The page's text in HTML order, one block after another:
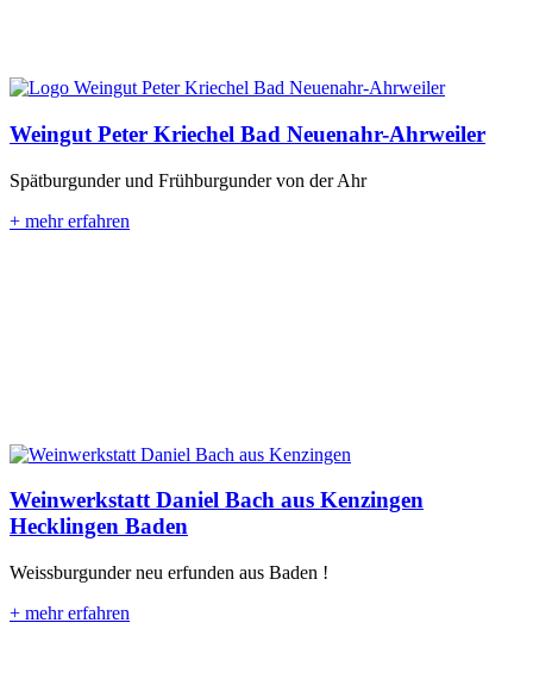
Weingut Peter Kriechel Bad Neuenahr-Ahrweiler
Spätburgunder und Frühburgunder von der Ahr
+ mehr erfahren
Weinwerkstatt Daniel Bach aus Kenzingen
Hecklingen Baden
Weissburgunder neu erfunden aus Baden !
+ mehr erfahren